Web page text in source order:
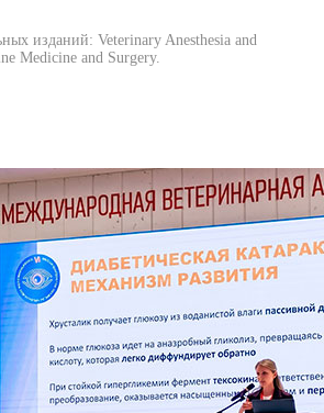
изданий: Veterinary Anesthesia and
Medicine and Surgery.